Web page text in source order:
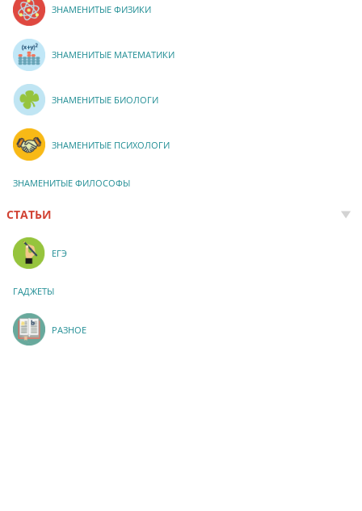
ЗНАМЕНИТЫЕ ФИЗИКИ
ЗНАМЕНИТЫЕ МАТЕМАТИКИ
ЗНАМЕНИТЫЕ БИОЛОГИ
ЗНАМЕНИТЫЕ ПСИХОЛОГИ
ЗНАМЕНИТЫЕ ФИЛОСОФЫ
СТАТЬИ
ЕГЭ
ГАДЖЕТЫ
РАЗНОЕ